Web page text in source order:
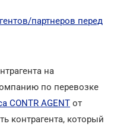
партнеров перед
на
по перевозке
CONTR AGENT от
контрагента, который